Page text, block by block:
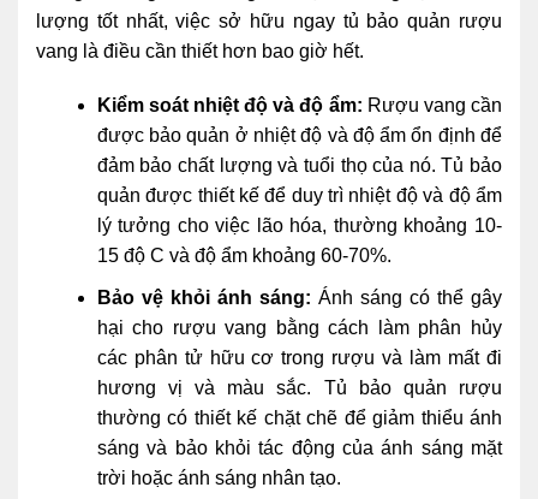
lượng tốt nhất, việc sở hữu ngay tủ bảo quản rượu
vang là điều cần thiết hơn bao giờ hết.
Kiểm soát nhiệt độ và độ ẩm: Rượu vang cần
được bảo quản ở nhiệt độ và độ ẩm ổn định để
đảm bảo chất lượng và tuổi thọ của nó. Tủ bảo
quản được thiết kế để duy trì nhiệt độ và độ ẩm
lý tưởng cho việc lão hóa, thường khoảng 10-
15 độ C và độ ẩm khoảng 60-70%.
Bảo vệ khỏi ánh sáng: Ánh sáng có thể gây
hại cho rượu vang bằng cách làm phân hủy
các phân tử hữu cơ trong rượu và làm mất đi
hương vị và màu sắc. Tủ bảo quản rượu
thường có thiết kế chặt chẽ để giảm thiểu ánh
sáng và bảo khỏi tác động của ánh sáng mặt
trời hoặc ánh sáng nhân tạo.